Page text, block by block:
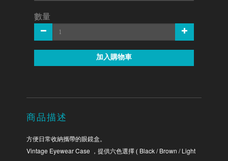
數量
加入購物車
商品描述
方便日常收納攜帶的眼鏡盒。
Vintage Eyewear Case ，提供六色選擇 ( Black / Brown / Light